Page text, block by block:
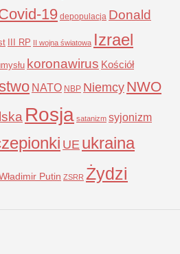
19 depopulacja Donald
III RP II wojna światowa Izrael
koronawirus Kościół
NATO NBP NiemcyNWO
Rosja satanizm syjonizm
UE ukraina
Putin ZSRR Żydzi